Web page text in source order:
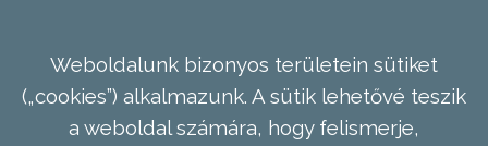
Weboldalunk bizonyos területein sütiket
(„cookies”) alkalmazunk. A sütik lehetővé teszik
a weboldal számára, hogy felismerje,